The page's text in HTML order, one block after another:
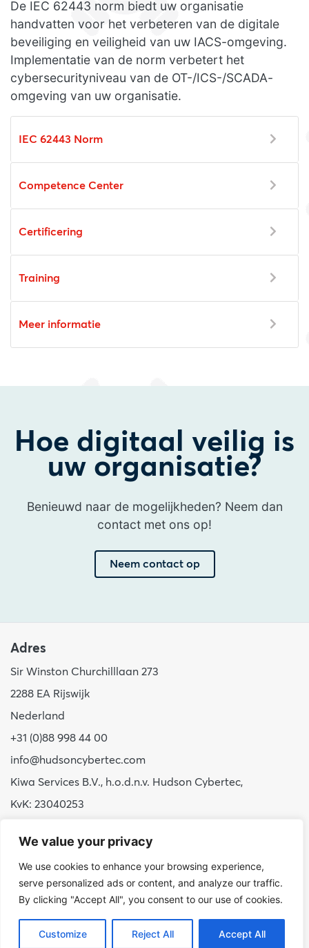
We value your privacy
We use cookies to enhance your browsing experience,
serve personalized ads or content, and analyze our traffic.
By clicking "Accept All", you consent to our use of cookies.
Customize Reject All Accept All
De IEC 62443 norm biedt uw organisatie
handvatten voor het verbeteren van de digitale
beveiliging en veiligheid van uw IACS-omgeving.
Implementatie van de norm verbetert het
cybersecurityniveau van de OT-/ICS-/SCADA-
omgeving van uw organisatie.
IEC 62443 Norm
Competence Center
Certificering
Training
Meer informatie
Hoe digitaal veilig is
uw organisatie?
Benieuwd naar de mogelijkheden? Neem dan
contact met ons op!
Neem contact op
Adres
Sir Winston Churchilllaan 273
2288 EA Rijswijk
Nederland
+31 (0)88 998 44 00
info@hudsoncybertec.com
Kiwa Services B.V., h.o.d.n.v. Hudson Cybertec,
KvK: 23040253
Over ons
Onze werkwijze
Voordelen Hudson Cybertec
Stage & afstuderen
Werken bij